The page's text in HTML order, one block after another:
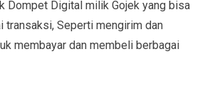
Dompet Digital milik Gojek yang bisa
transaksi, Seperti mengirim dan
membayar dan membeli berbagai